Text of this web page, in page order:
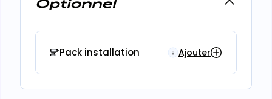
Pack installation Ajouter